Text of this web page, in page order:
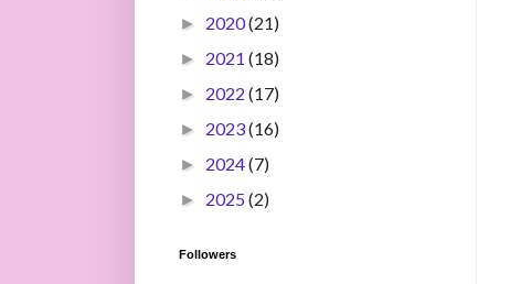
► 2020(21)
► 2021 (18)
► 2022 (17)
► 2023(16)
► 2024(7)
► 2025(2)
Followers